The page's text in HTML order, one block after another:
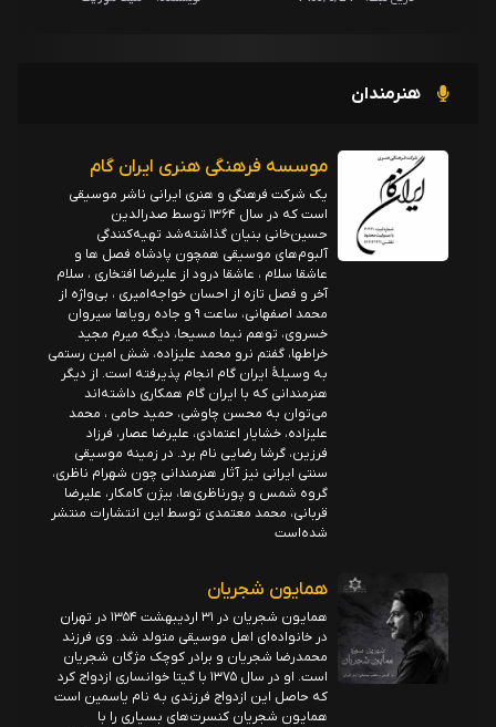
هنرمندان
موسسه فرهنگی هنری ایران گام
یک شرکت فرهنگی و هنری ایرانی ناشر موسیقی
است که در سال ۱۳۶۴ توسط صدرالدین
حسین‌خانی بنیان گذاشته‌شد تهیه‌کنندگی
آلبوم‌های موسیقی همچون پادشاه فصل ها و
عاشقا سلام ، عاشقا درود از علیرضا افتخاری ، سلام
آخر و فصل تازه از احسان خواجه‌امیری ، بی‌واژه از
محمد اصفهانی، ساعت ۹ و جاده رویاها سیروان
خسروی، توهم نیما مسیحا، دیگه میرم مجید
خراطها، گفتم نرو محمد علیزاده، شش امین رستمی
به وسیلهٔ ایران گام انجام پذیرفته است. از دیگر
هنرمندانی که با ایران گام همکاری داشته‌اند
می‌توان به محسن چاوشی، حمید حامی ، محمد
علیزاده، خشایار اعتمادی، علیرضا عصار، فرزاد
فرزین، گرشا رضایی نام برد. در زمینه موسیقی
سنتی ایرانی نیز آثار هنرمندانی چون شهرام ناظری،
گروه شمس و پورناظری‌ها، بیژن کامکار، علیرضا
قربانی، محمد معتمدی توسط این انتشارات منتشر
شده‌است
همایون شجریان
همایون شجریان در ۳۱ اردیبهشت ۱۳۵۴ در تهران
در خانواده‌ای اهل موسیقی متولد شد. وی فرزند
محمدرضا شجریان و برادر کوچک مژگان شجریان
است. او در سال ۱۳۷۵ با گیتا خوانساری ازدواج کرد
که حاصل این ازدواج فرزندی به نام یاسمین است
همایون شجریان کنسرت‌های بسیاری را با